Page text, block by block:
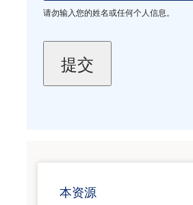
请勿输入您的姓名或任何个人信息。
本资源